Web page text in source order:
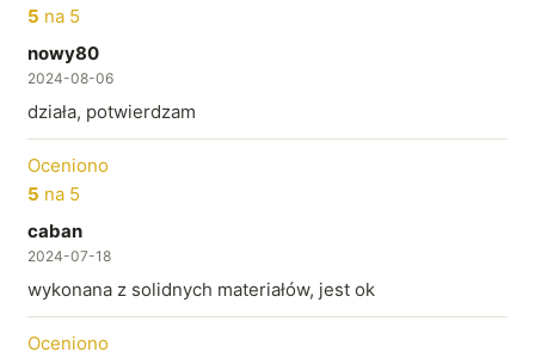
5 na 5
nowy80
2024-08-06
działa, potwierdzam
Oceniono
5 na 5
caban
2024-07-18
wykonana z solidnych materiałów, jest ok
Oceniono